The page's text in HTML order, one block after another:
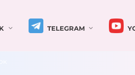
TELEGRAM